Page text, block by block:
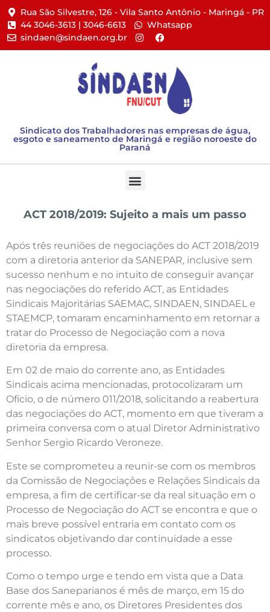
Rua São Silvestre, 126 - Vila Santo Antônio - Maringá - PR​
44 3046-3613 | 3046-6613​
Whatsapp
sindaen@sindaen.org.br
Sindicato dos Trabalhadores nas empresas de água,
esgoto e saneamento de Maringá e região noroeste do
Paraná
ACT 2018/2019: Sujeito a mais um passo
Após três reuniões de negociações do ACT 2018/2019
com a diretoria anterior da SANEPAR, inclusive sem
sucesso nenhum e no intuito de conseguir avançar
nas negociações do referido ACT, as Entidades
Sindicais Majoritárias SAEMAC, SINDAEN, SINDAEL e
STAEMCP, tomaram encaminhamento em retornar a
tratar do Processo de Negociação com a nova
diretoria da empresa.
Em 02 de maio do corrente ano, as Entidades
Sindicais acima mencionadas, protocolizaram um
Ofício, o de número 011/2018, solicitando a reabertura
das negociações do ACT, momento em que tiveram a
primeira conversa com o atual Diretor Administrativo
Senhor Sergio Ricardo Veroneze.
Este se comprometeu a reunir-se com os membros
da Comissão de Negociações e Relações Sindicais da
empresa, a fim de certificar-se da real situação em o
Processo de Negociação do ACT se encontra e que o
mais breve possível entraria em contato com os
sindicatos objetivando dar continuidade a esse
processo.
Como o tempo urge e tendo em vista que a Data
Base dos Saneparianos é mês de março, em 15 do
corrente mês e ano, os Diretores Presidentes dos